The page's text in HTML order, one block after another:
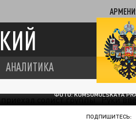
АНАЛИТИКА
ФОТО: KOMSOMOLSKAYA
ПОДПИШИТЕСЬ: